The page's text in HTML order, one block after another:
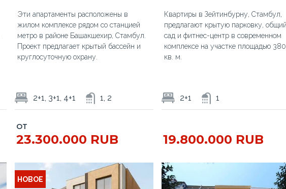
Эти апартаменты расположены в
жилом комплексе рядом со станцией
метро в районе Башакшехир, Стамбул.
Проект предлагает крытый бассейн и
круглосуточную охрану.
2+1, 3+1, 4+1 1, 2
ОТ
23.300.000 RUB
Квартиры в Зейтинбурну, Стамбул,
предлагают крытую парковку, общий
сад и фитнес-центр в современном
комплексе на участке площадью
кв. м.
2+1 1
19.800.000 RUB
НОВОЕ